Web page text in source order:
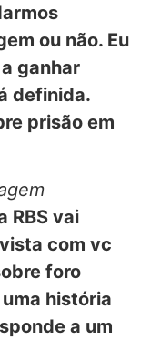
ou não. Eu
ganhar
definida.
prisão em
RBS vai
com vc
foro
história
a um